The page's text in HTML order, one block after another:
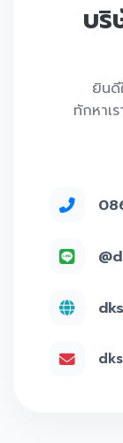
บริ
ยินดี
ทักหาเ